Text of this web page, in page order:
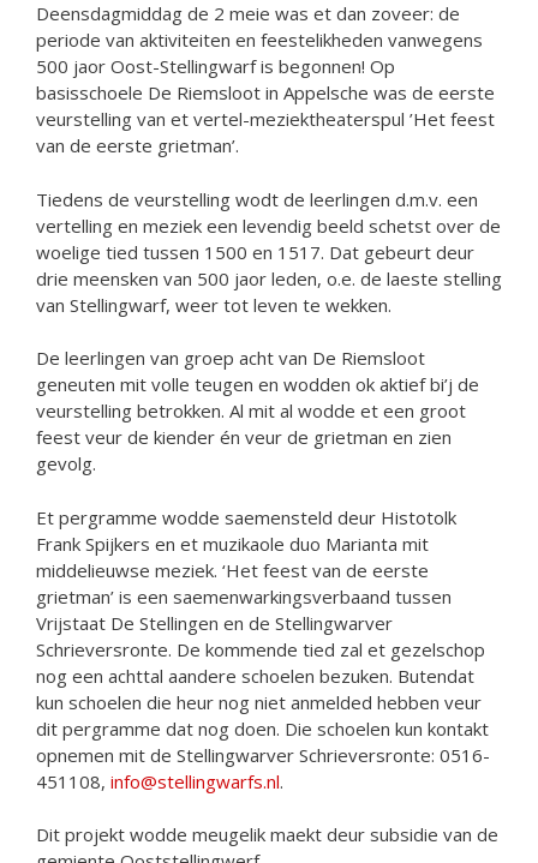
Deensdagmiddag de 2 meie was et dan zoveer: de
periode van aktiviteiten en feestelikheden vanwegens
500 jaor Oost-Stellingwarf is begonnen! Op
basisschoele De Riemsloot in Appelsche was de eerste
veurstelling van et vertel-meziektheaterspul ’Het feest
van de eerste grietman’.
Tiedens de veurstelling wodt de leerlingen d.m.v. een
vertelling en meziek een levendig beeld schetst over de
woelige tied tussen 1500 en 1517. Dat gebeurt deur
drie meensken van 500 jaor leden, o.e. de laeste stelling
van Stellingwarf, weer tot leven te wekken.
De leerlingen van groep acht van De Riemsloot
geneuten mit volle teugen en wodden ok aktief bi’j de
veurstelling betrokken. Al mit al wodde et een groot
feest veur de kiender én veur de grietman en zien
gevolg.
Et pergramme wodde saemensteld deur Histotolk
Frank Spijkers en et muzikaole duo Marianta mit
middelieuwse meziek. ‘Het feest van de eerste
grietman’ is een saemenwarkingsverbaand tussen
Vrijstaat De Stellingen en de Stellingwarver
Schrieversronte. De kommende tied zal et gezelschop
nog een achttal aandere schoelen bezuken. Butendat
kun schoelen die heur nog niet anmelded hebben veur
dit pergramme dat nog doen. Die schoelen kun kontakt
opnemen mit de Stellingwarver Schrieversronte: 0516-
451108, info@stellingwarfs.nl.
Dit projekt wodde meugelik maekt deur subsidie van de